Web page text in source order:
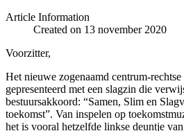
Article Information
Created on 13 november 2020
Voorzitter,
Het nieuwe zogenaamd centrum-
gepresenteerd met een slagzin die
bestuursakkoord: “Samen, Slim en
toekomst”. Van inspelen op
het is vooral hetzelfde linkse deuntje